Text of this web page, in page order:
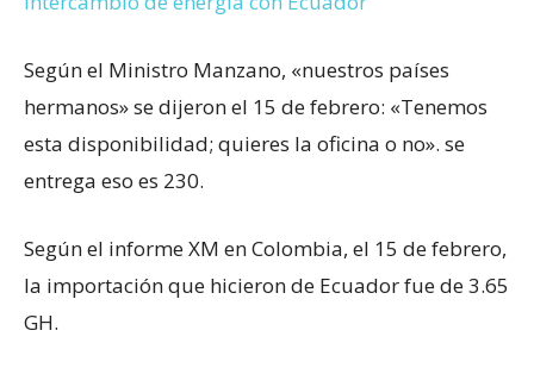
Según el Ministro Manzano, «nuestros países
hermanos» se dijeron el 15 de febrero: «Tenemos
esta disponibilidad; quieres la oficina o no». se
entrega eso es 230.
Según el informe XM en Colombia, el 15 de febrero,
la importación que hicieron de Ecuador fue de 3.65
GH.